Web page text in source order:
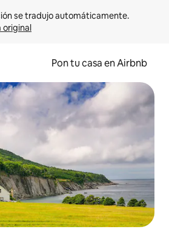
original
Pon tu casa en Airbnb